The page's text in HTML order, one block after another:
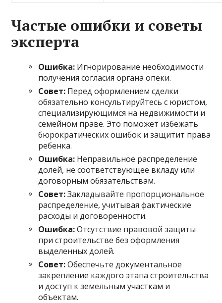
Частые ошибки и советы
эксперта
Ошибка: Игнорирование необходимости
получения согласия органа опеки.
Совет: Перед оформлением сделки
обязательно консультируйтесь с юристом,
специализирующимся на недвижимости и
семейном праве. Это поможет избежать
бюрократических ошибок и защитит права
ребенка.
Ошибка: Неправильное распределение
долей, не соответствующее вкладу или
договорным обязательствам.
Совет:Закладывайте пропорциональное
распределение, учитывая фактические
расходы и договоренности.
Ошибка:Отсутствие правовой защиты
при строительстве без оформления
выделенных долей.
Совет:Обеспечьте документальное
закрепление каждого этапа строительства
и доступ к земельным участкам и
объектам.